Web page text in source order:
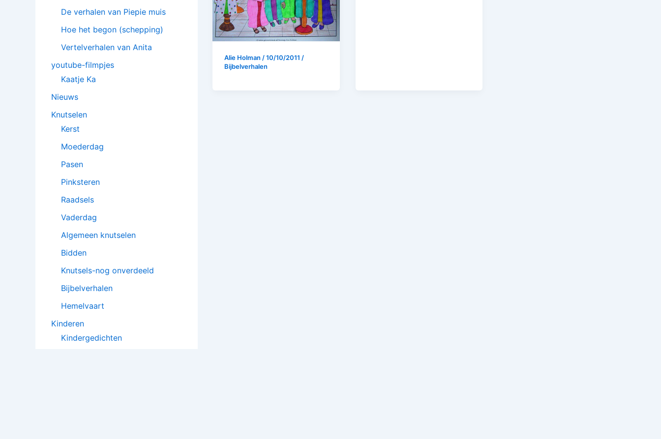
De verhalen van Piepie muis
Hoe het begon (schepping)
Vertelverhalen van Anita
youtube-filmpjes
Kaatje Ka
Nieuws
Knutselen
Kerst
Moederdag
Pasen
Pinksteren
Raadsels
Vaderdag
Algemeen knutselen
Bidden
Knutsels-nog onverdeeld
Bijbelverhalen
Hemelvaart
Kinderen
Kindergedichten
Alie Holman /10/10/2011 /
Bijbelverhalen